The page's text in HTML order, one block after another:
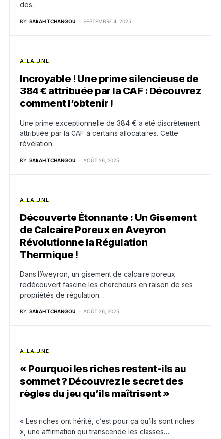
des…
BY SARAH TCHANGOU SEPTEMBRE 4, 2025
A LA UNE
Incroyable ! Une prime silencieuse de
384 € attribuée par la CAF : Découvrez
comment l’obtenir !
Une prime exceptionnelle de 384 € a été discrètement
attribuée par la CAF à certains allocataires. Cette
révélation…
BY SARAH TCHANGOU AOÛT 26, 2025
A LA UNE
Découverte Étonnante : Un Gisement
de Calcaire Poreux en Aveyron
Révolutionne la Régulation
Thermique !
Dans l’Aveyron, un gisement de calcaire poreux
redécouvert fascine les chercheurs en raison de ses
propriétés de régulation…
BY SARAH TCHANGOU AOÛT 26, 2025
A LA UNE
« Pourquoi les riches restent-ils au
sommet ? Découvrez le secret des
règles du jeu qu’ils maîtrisent »
« Les riches ont hérité, c’est pour ça qu’ils sont riches
», une affirmation qui transcende les classes…